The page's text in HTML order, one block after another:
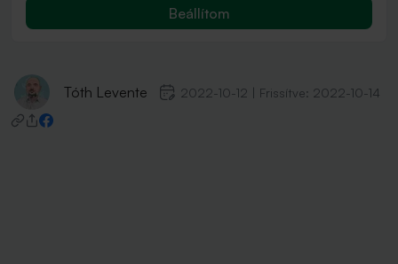
Beállítom
Tóth Levente 2022-10-12 Frissítve: 2022-10-14